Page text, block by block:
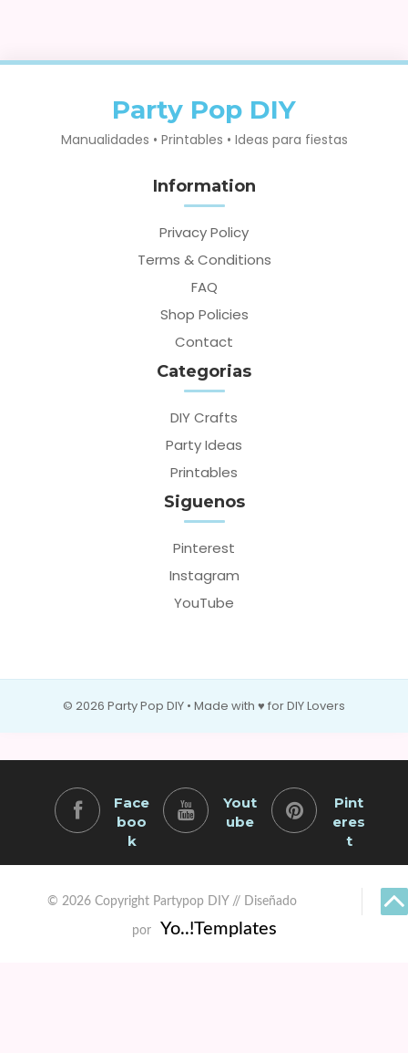
Party Pop DIY
Manualidades • Printables • Ideas para fiestas
Information
Privacy Policy
Terms & Conditions
FAQ
Shop Policies
Contact
Categorias
DIY Crafts
Party Ideas
Printables
Siguenos
Pinterest
Instagram
YouTube
© 2026 Party Pop DIY • Made with ♥ for DIY Lovers
Face
boo
k
Yout
ube
Pint
eres
t
© 2026 Copyright Partypop DIY // Diseñado
por Yo..!Templates